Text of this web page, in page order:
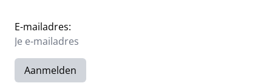
E-mailadres:
Aanmelden